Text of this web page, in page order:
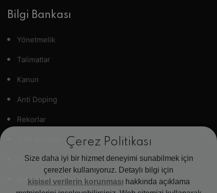
Çerez Politikası
Size daha iyi bir hizmet deneyimi sunabilmek için
çerezler kullanıyoruz. Detaylı bilgi için
kişisel verilerin korunması hakkında açıklama
Bilgi Bankası
Yönetmelik
Talimatlar
Kanun
Anti Doping
Rekorlar
Sıkça Sorulan Sorular
Banka Hesap Bilgileri